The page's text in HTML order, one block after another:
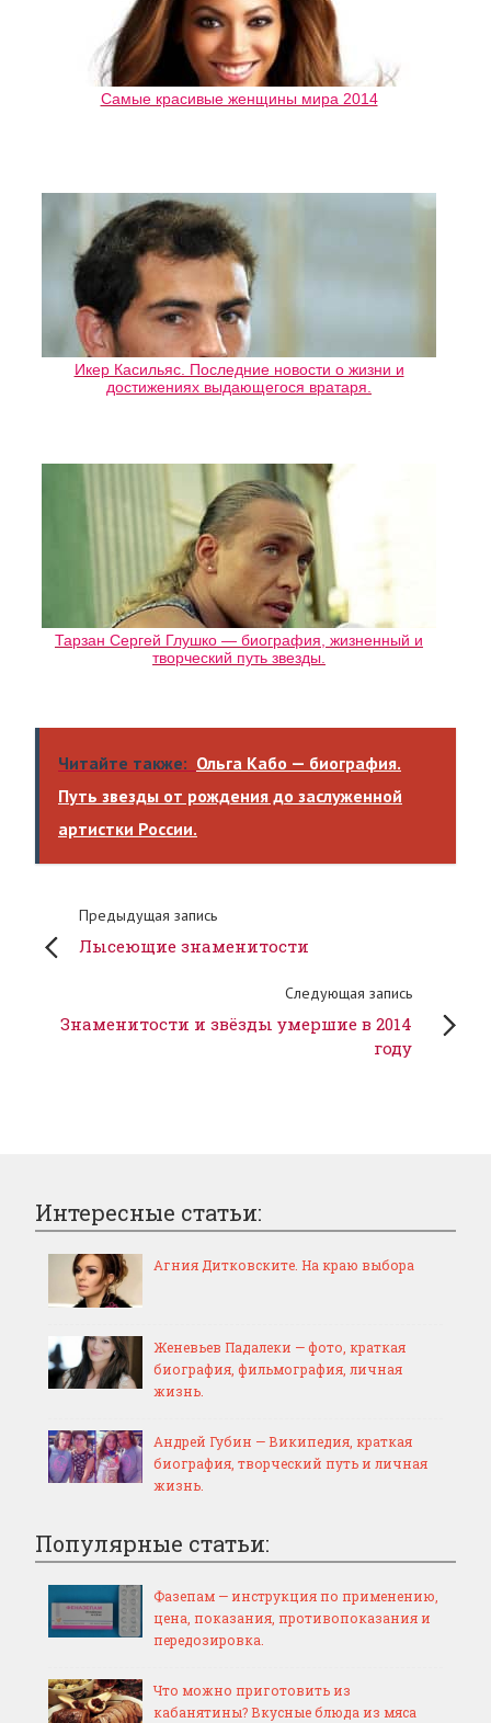
Самые красивые женщины мира 2014
Икер Касильяс. Последние новости о жизни и
достижениях выдающегося вратаря.
Тарзан Сергей Глушко — биография, жизненный и
творческий путь звезды.
Читайте также: Ольга Кабо — биография.
Путь звезды от рождения до заслуженной
артистки России.
Предыдущая запись
Лысеющие знаменитости
Следующая запись
Знаменитости и звёзды умершие в 2014
году
Интересные статьи:
Агния Дитковските. На краю выбора
Женевьев Падалеки — фото, краткая
биография, фильмография, личная
жизнь.
Андрей Губин — Википедия, краткая
биография, творческий путь и личная
жизнь.
Популярные статьи:
Фазепам — инструкция по применению,
цена, показания, противопоказания и
передозировка.
Что можно приготовить из
кабанятины? Вкусные блюда из мяса